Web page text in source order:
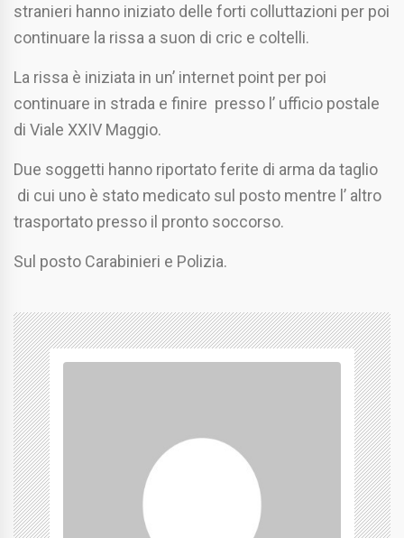
stranieri hanno iniziato delle forti colluttazioni per poi
continuare la rissa a suon di cric e coltelli.
La rissa è iniziata in un’ internet point per poi
continuare in strada e finire presso l’ ufficio postale
di Viale XXIV Maggio.
Due soggetti hanno riportato ferite di arma da taglio
di cui uno è stato medicato sul posto mentre l’ altro
trasportato presso il pronto soccorso.
Sul posto Carabinieri e Polizia.